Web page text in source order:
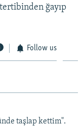
ğayıp
Follow us
taşlap kettim".